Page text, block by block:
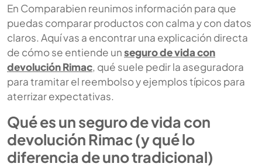
En Comparabien reunimos información para que
puedas comparar productos con calma y con datos
claros. Aquí vas a encontrar una explicación directa
de cómo se entiende unseguro de vida con
devolución Rimac, qué suele pedir la aseguradora
para tramitar el reembolso y ejemplos típicos para
aterrizar expectativas.
Qué es un seguro de vida con
devolución Rimac (y qué lo
diferencia de uno tradicional)